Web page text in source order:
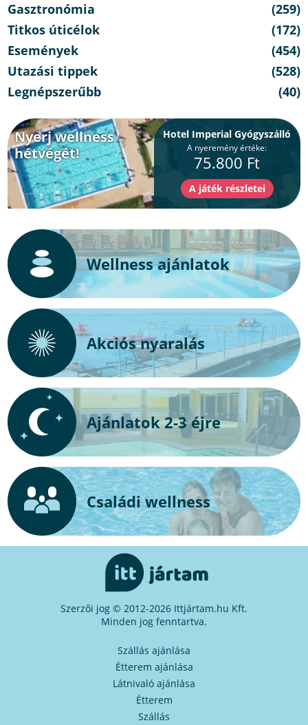
Gasztronómia
(259)
Titkos úticélok
(172)
Események
(454)
Utazási tippek
(528)
Legnépszerűbb
(40)
Nyerj wellness
hétvégét!
Hotel Imperial Gyógyszálló
A nyeremény értéke:
75.800 Ft
Wellness ajánlatok
Akciós nyaralás
Ajánlatok 2-3 éjre
Családi wellness
Szerzői jog © 2012-2026 Ittjártam.hu Kft.
Minden jog fenntartva.
Szállás ajánlása
Étterem ajánlása
Látnivaló ajánlása
Étterem
Szállás